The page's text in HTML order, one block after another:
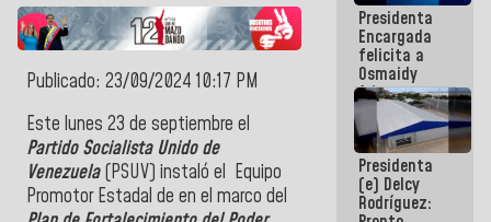
Publicado: 23/09/2024 10:17 PM
Este lunes 23 de septiembre el
Partido Socialista Unido de
Venezuela (PSUV) instaló el Equipo
Promotor Estadal de en el marco del
emergencia
post-sismos
Presidenta
Encargada
felicita a
Osmaidy
Arias y
Giraly
Marcano por
hacer
historia en
los
Centroamericanos
Presidenta
(e) Delcy
Rodríguez: